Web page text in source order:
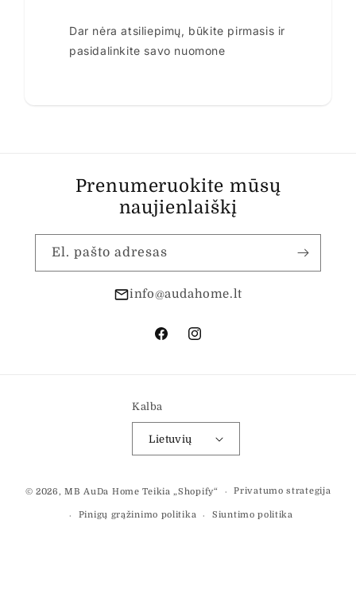
Dar nėra atsiliepimų, būkite pirmasis ir
pasidalinkite savo nuomone
Prenumeruokite mūsų
naujienlaiškį
El. pašto adresas
info@audahome.lt
„Facebook“„Instagram“
Kalba
Lietuvių
būdai
© 2026,MB AuDa Home Teikia „Shopify“ Privatumo strategija
Pinigų grąžinimo politika Siuntimo politika